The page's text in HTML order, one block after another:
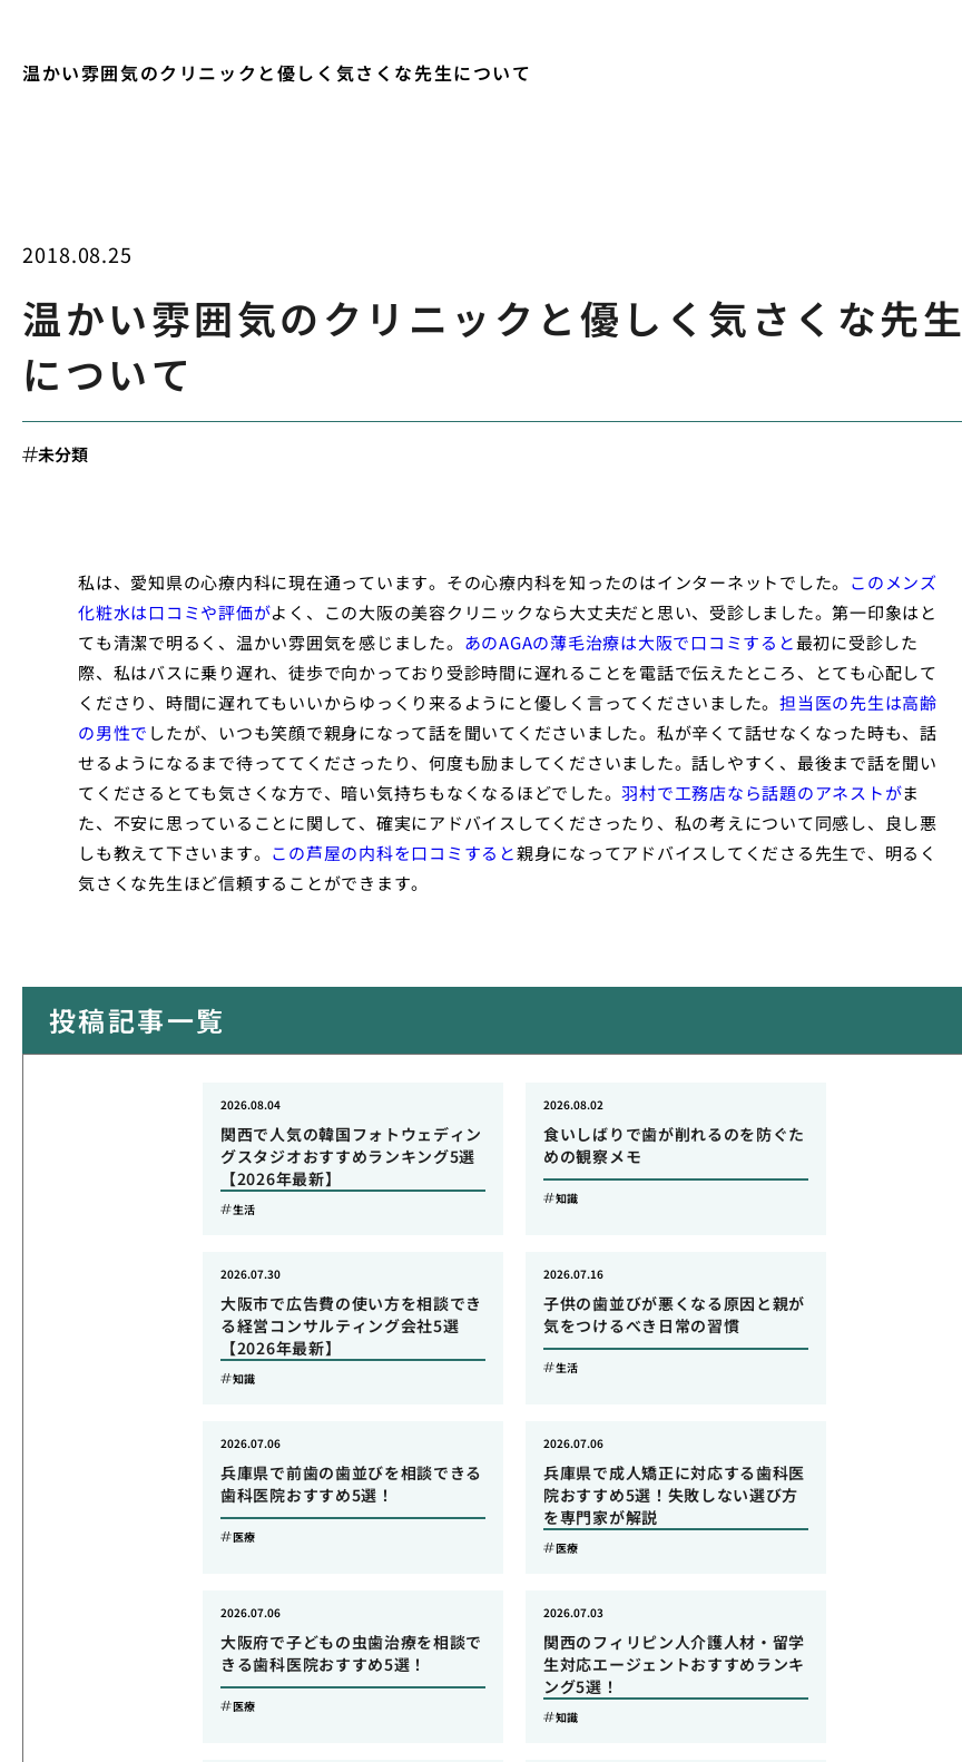
温かい雰囲気のクリニックと優しく気さくな先生について
2018.08.25
温かい雰囲気のクリニックと優しく気さくな先生
について
未分類
私は、愛知県の心療内科に現在通っています。その心療内科を知ったのはインターネットでした。 このメンズ
化粧水は口コミや評価がよく、この大阪の美容クリニックなら大丈夫だと思い、受診しました。第一印象はと
ても清潔で明るく、温かい雰囲気を感じました。 あのAGAの薄毛治療は大阪で口コミすると最初に受診した
際、私はバスに乗り遅れ、徒歩で向かっており受診時間に遅れることを電話で伝えたところ、とても心配して
くださり、時間に遅れてもいいからゆっくり来るようにと優しく言ってくださいました。 担当医の先生は高齢
の男性で したが、いつも笑顔で親身になって話を聞いてくださいました。私が辛くて話せなくなった時も、話
せるようになるまで待っててくださったり、何度も励ましてくださいました。話しやすく、最後まで話を聞い
てくださるとても気さくな方で、暗い気持ちもなくなるほどでした。羽村で工務店なら話題のアネストがま
た、不安に思っていることに関して、確実にアドバイスしてくださったり、私の考えについて同感し、良し悪
しも教えて下さいます。 この芦屋の内科を口コミすると親身になってアドバイスしてくださる先生で、明るく
気さくな先生ほど信頼することができます。
投稿記事一覧
関西で人気の韓国フォトウェディン
グスタジオおすすめランキング5選
【2026年最新】
2026.08.04
生活
食いしばりで歯が削れるのを防ぐた
めの観察メモ
2026.08.02
知識
大阪市で広告費の使い方を相談でき
る経営コンサルティング会社5選
【2026年最新】
2026.07.30
知識
子供の歯並びが悪くなる原因と親が
気をつけるべき日常の習慣
2026.07.16
生活
兵庫県で前歯の歯並びを相談できる
歯科医院おすすめ5選！
2026.07.06
医療
兵庫県で成人矯正に対応する歯科医
院おすすめ5選！失敗しない選び方
を専門家が解説
2026.07.06
医療
大阪府で子どもの虫歯治療を相談で
きる歯科医院おすすめ5選！
2026.07.06
医療
関西のフィリピン人介護人材・留学
生対応エージェントおすすめランキ
ング5選！
2026.07.03
知識